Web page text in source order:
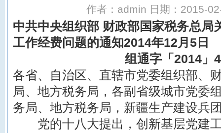
作者：admin 日期：2015-
中共中央组织部 财政部国家税务总局
工作经费问题的通知2014年12月5日
组通字「2014」
各省、自治区、直辖市党委组织部、
局、地方税务局，各副省级城市党委
务局、地方税务局，新疆生产建设兵
党的十八大提出，创新基层党建工